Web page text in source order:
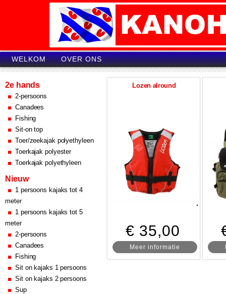
WELKOM OVER ONS
2e hands
2-persoons
Canadees
Fishing
Sit-on top
Toer/zeekajak polyethyleen
Toerkajak polyester
Toerkajak polyethyleen
Nieuw
1 persoons kajaks tot 4
meter
1 persoons kajaks tot 5
meter
2-persoons
Canadees
Fishing
Sit on kajaks 1 persoons
Sit on kajaks 2 persoons
Sup
Lozen alround
€ 35,00
Meer informatie